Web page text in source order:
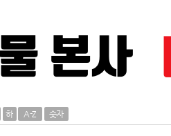
하 A-Z 숫자